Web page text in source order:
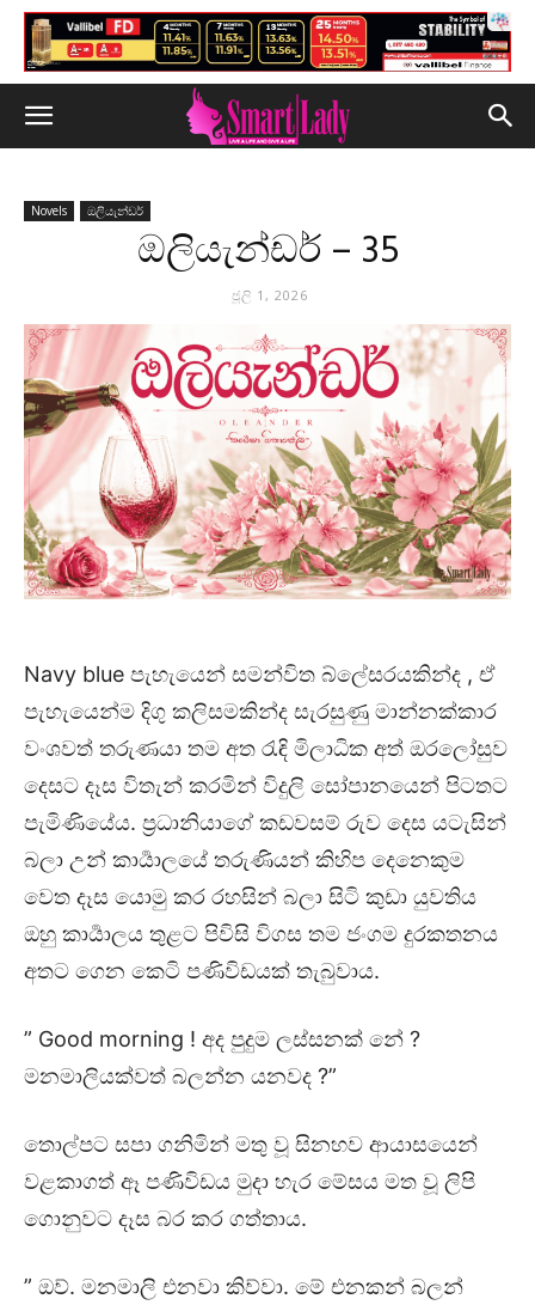
Novels ඔලියැන්ඩර්
ඔලියැන්ඩර් – 35
ජූලි 1, 2026
Navy blue පැහැයෙන් සමන්විත බ්ලේසරයකින්ද , ඒ
පැහැයෙන්ම දිගු කලිසමකින්ද සැරසුණු මාන්නක්කාර
වංශවත් තරුණයා තම අත රැඳි මිලාධික අත් ඔරලෝසුව
දෙසට දෑස විතැන් කරමින් විදුලි සෝපානයෙන් පිටතට
පැමිණියේය. ප්‍රධානියාගේ කඩවසම් රුව දෙස යටැසින්
බලා උන් කාර්‍යාලයේ තරුණියන් කිහිප දෙනෙකුම
වෙත දෑස යොමු කර රහසින් බලා සිටි කුඩා යුවතිය
ඔහු කාර්‍යාලය තුළට පිවිසි විගස තම ජංගම දුරකතනය
අතට ගෙන කෙටි පණිවිඩයක් තැබුවාය.
” Good morning ! අද පුදුම ලස්සනක් නේ ?
මනමාලියක්වත් බලන්න යනවද ?”
තොල්පට සපා ගනිමින් මතු වූ සිනහව ආයාසයෙන්
වළකාගත් ඈ පණිවිඩය මුදා හැර මේසය මත වූ ලිපි
ගොනුවට දෑස බර කර ගත්තාය.
” ඔව්. මනමාලි එනවා කිව්වා. මේ එනකන් බලන්